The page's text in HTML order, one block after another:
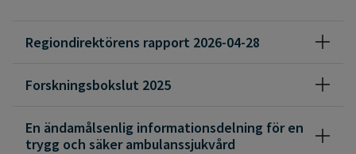
Regiondirektörens rapport 2026-04-28
Forskningsbokslut 2025
En ändamålsenlig informationsdelning för en
trygg och säker ambulanssjukvård